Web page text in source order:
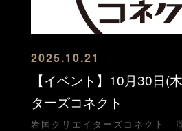
2025.10.21
【イベント】10月30日(
ターズコネクト
岩国クリエイターズコネクト